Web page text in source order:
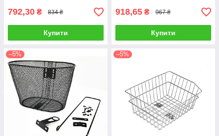
792,30 ₴ 834 ₴
Купити
918,65 ₴ 967 ₴
Купити
–5% –5%